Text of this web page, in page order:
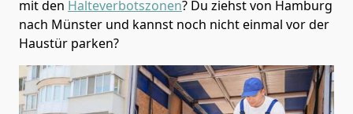
mit den Halteverbotszonen? Du ziehst von Hamburg
nach Münster und kannst noch nicht einmal vor der
Haustür parken?